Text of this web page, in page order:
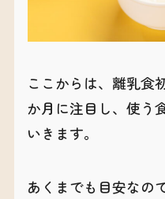
ここからは、離乳食
か月に注目し、使う
いきます。
あくまでも目安なの